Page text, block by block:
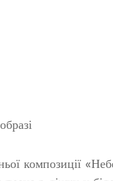
композиції